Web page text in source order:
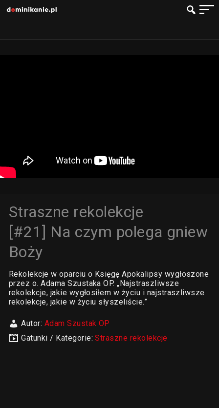
Straszne rekolekcje
[#21] Na czym polega gniew
Boży
Rekolekcje w oparciu o Księgę Apokalipsy wygłoszone
przez o. Adama Szustaka OP. „Najstraszliwsze
rekolekcje, jakie wygłosiłem w życiu i najstraszliwsze
rekolekcje, jakie w życiu słyszeliście.”
Autor: Adam Szustak OP
Gatunki / Kategorie:Straszne rekolekcje